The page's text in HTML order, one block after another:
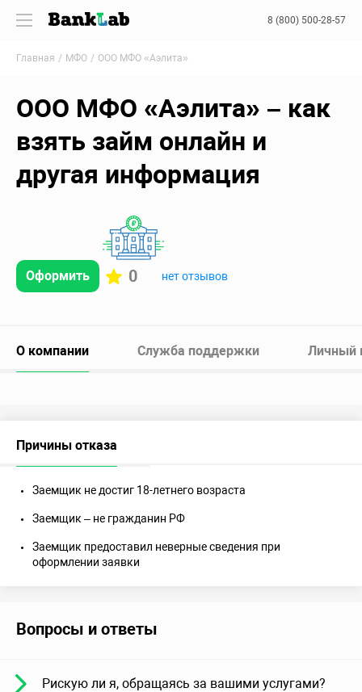
8 (800) 500-28-57
Главная МФО ООО МФО «Аэлита»
ООО МФО «Аэлита» – как
взять займ онлайн и
другая информация
Оформить 0 нет отзывов
О компании Служба поддержки Личный
Причины отказа
Заемщик не достиг 18-летнего возраста
Заемщик – не гражданин РФ
Заемщик предоставил неверные сведения при
оформлении заявки
Вопросы и ответы
Рискую ли я, обращаясь за вашими услугами?